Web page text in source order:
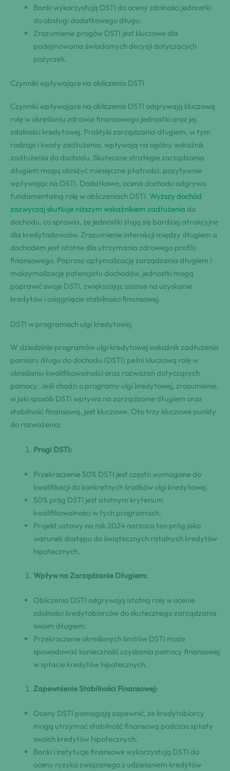
Banki wykorzystują DSTI do oceny zdolności jednostki
do obsługi dodatkowego długu.
Zrozumienie progów DSTI jest kluczowe dla
podejmowania świadomych decyzji dotyczących
pożyczek.
Czynniki wpływające na obliczenia DSTI
Czynniki wpływające na obliczenia DSTI odgrywają kluczową
rolę w określaniu zdrowia finansowego jednostki oraz jej
zdolności kredytowej. Praktyki zarządzania długiem, w tym
rodzaje i kwoty zadłużenia, wpływają na ogólny wskaźnik
zadłużenia do dochodu. Skuteczne strategie zarządzania
długiem mogą obniżyć miesięczne płatności, pozytywnie
wpływając na DSTI. Dodatkowo, ocena dochodu odgrywa
fundamentalną rolę w obliczeniach DSTI. Wyższy dochód
zazwyczaj skutkuje niższym wskaźnikiem zadłużenia do
dochodu, co sprawia, że jednostki stają się bardziej atrakcyjne
dla kredytodawców. Zrozumienie interakcji między długiem a
dochodem jest istotne dla utrzymania zdrowego profilu
finansowego. Poprzez optymalizację zarządzania długiem i
maksymalizację potencjału dochodów, jednostki mogą
poprawić swoje DSTI, zwiększając szanse na uzyskanie
kredytów i osiągnięcie stabilności finansowej.
DSTI w programach ulgi kredytowej
W dziedzinie programów ulgi kredytowej wskaźnik zadłużenia
pomiaru długu do dochodu (DSTI) pełni kluczową rolę w
określaniu kwalifikowalności oraz rozważań dotyczących
pomocy. Jeśli chodzi o programy ulgi kredytowej, zrozumienie,
w jaki sposób DSTI wpływa na zarządzanie długiem oraz
stabilność finansową, jest kluczowe. Oto trzy kluczowe punkty
do rozważenia:
Progi DSTI:
Przekroczenie 50% DSTI jest często wymagane do
kwalifikacji do konkretnych środków ulgi kredytowej.
50% próg DSTI jest istotnym kryterium
kwalifikowalności w tych programach.
Projekt ustawy na rok 2024 narzuca ten próg jako
warunek dostępu do świątecznych ratalnych kredytów
hipotecznych.
Wpływ na Zarządzanie Długiem:
Obliczenia DSTI odgrywają istotną rolę w ocenie
zdolności kredytobiorców do skutecznego zarządzania
swoim długiem.
Przekroczenie określonych limitów DSTI może
spowodować konieczność uzyskania pomocy finansowej
w spłacie kredytów hipotecznych.
Zapewnienie Stabilności Finansowej:
Oceny DSTI pomagają zapewnić, że kredytobiorcy
mogą utrzymać stabilność finansową podczas spłaty
swoich kredytów hipotecznych.
Banki i instytucje finansowe wykorzystują DSTI do
oceny ryzyka związanego z udzielaniem kredytów